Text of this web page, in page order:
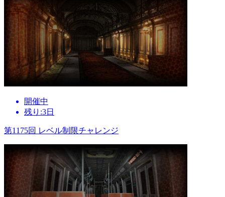
開催中
残り:3日
第1175回 レベル制限チャレンジ